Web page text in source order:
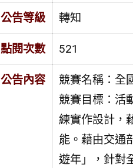
公告等級 轉知
點閱次數 521
公告內容
競賽名稱：全
競賽目標：活
練實作設計，
能。藉由交通
遊年」，針對